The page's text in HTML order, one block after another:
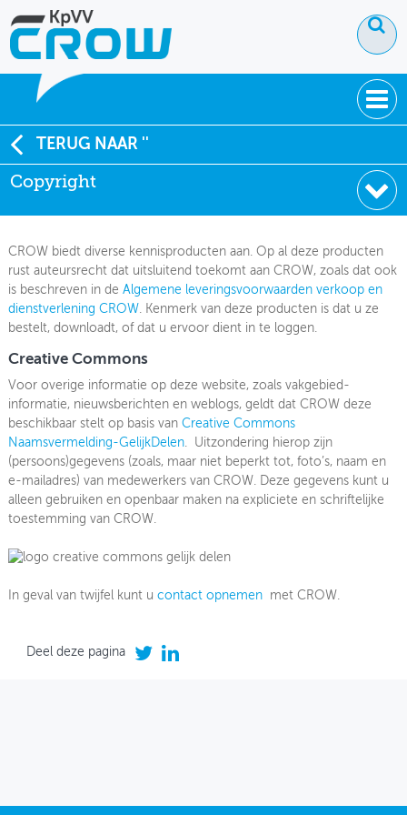
OVER KPVV
NIEUWS
KENNIS
NETWERK V&V
TERUG NAAR ''
Copyright
CROW biedt diverse kennisproducten aan. Op al deze producten
rust auteursrecht dat uitsluitend toekomt aan CROW, zoals dat ook
is beschreven in de Algemene leveringsvoorwaarden verkoop en
dienstverlening CROW. Kenmerk van deze producten is dat u ze
bestelt, downloadt, of dat u ervoor dient in te loggen.
Creative Commons
Voor overige informatie op deze website, zoals vakgebied-
informatie, nieuwsberichten en weblogs, geldt dat CROW deze
beschikbaar stelt op basis van Creative Commons
Naamsvermelding-GelijkDelen. Uitzondering hierop zijn
(persoons)gegevens (zoals, maar niet beperkt tot, foto’s, naam en
e-mailadres) van medewerkers van CROW. Deze gegevens kunt u
alleen gebruiken en openbaar maken na expliciete en schriftelijke
toestemming van CROW.
In geval van twijfel kunt u contact opnemenmet CROW.
Deel deze pagina